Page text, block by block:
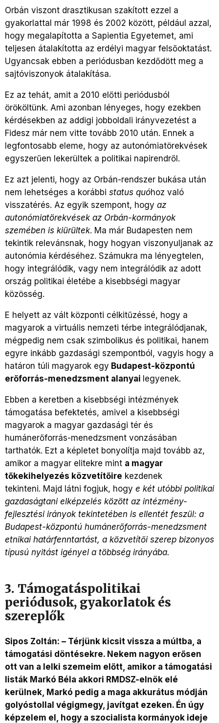
Orbán viszont drasztikusan szakított ezzel a
gyakorlattal már 1998 és 2002 között, például azzal,
hogy megalapította a Sapientia Egyetemet, ami
teljesen átalakította az erdélyi magyar felsőoktatást.
Ugyancsak ebben a periódusban kezdődött meg a
sajtóviszonyok átalakítása.
Ez az tehát, amit a 2010 előtti periódusból
örököltünk. Ami azonban lényeges, hogy ezekben
kérdésekben az addigi jobboldali irányvezetést a
Fidesz már nem vitte tovább 2010 után. Ennek a
legfontosabb eleme, hogy az autonómiatörekvések
egyszerűen lekerültek a politikai napirendről.
Ez azt jelenti, hogy az Orbán-rendszer bukása után
nem lehetséges a korábbi status quóhoz való
visszatérés. Az egyik szempont, hogy az
autonómiatörekvések az Orbán-kormányok
szemében is kiürültek. Ma már Budapesten nem
tekintik relevánsnak, hogy hogyan viszonyuljanak az
autonómia kérdéséhez. Számukra ma lényegtelen,
hogy integrálódik, vagy nem integrálódik az adott
ország politikai életébe a kisebbségi magyar
közösség.
E helyett az vált központi célkitűzéssé, hogy a
magyarok a virtuális nemzeti térbe integrálódjanak,
mégpedig nem csak szimbolikus és politikai, hanem
egyre inkább gazdasági szempontból, vagyis hogy a
határon túli magyarok egy Budapest-központú
erőforrás-menedzsment alanyai legyenek.
Ebben a keretben a kisebbségi intézmények
támogatása befektetés, amivel a kisebbségi
magyarok a magyar gazdasági tér és
humánerőforrás-menedzsment vonzásában
tarthatók. Ezt a képletet bonyolítja majd tovább az,
amikor a magyar elitekre mint a magyar
tőkekihelyezés közvetítőire kezdenek
tekinteni. Majd látni fogjuk, hogy e két utóbbi politikai
gazdaságtani elképzelés között az intézmény-
fejlesztési irányok tekintetében is ellentét feszül: a
Budapest-központú humánerőforrás-menedzsment
etnikai határfenntartást, a közvetítői szerep bizonyos
típusú nyitást igényel a többség irányába.
3. Támogatáspolitikai
periódusok, gyakorlatok és
szereplők
Sipos Zoltán: – Térjünk kicsit vissza a múltba, a
támogatási döntésekre. Nekem nagyon erősen
ott van a lelki szemeim előtt, amikor a támogatási
listák Markó Béla akkori RMDSZ-elnök elé
kerülnek, Markó pedig a maga akkurátus módján
golyóstollal végigmegy, javítgat ezeken. Én úgy
képzelem el, hogy a szocialista kormányok ideje